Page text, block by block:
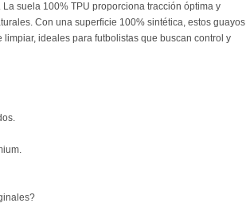
suela 100% TPU proporciona tracción óptima y
Con una superficie 100% sintética, estos guayos
limpiar, ideales para futbolistas que buscan control y